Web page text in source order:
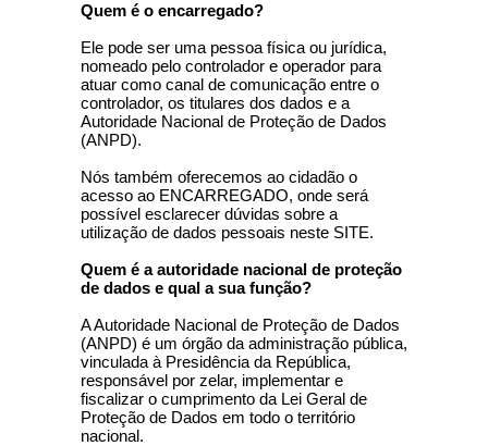
Quem é o encarregado?
Ele pode ser uma pessoa física ou jurídica,
nomeado pelo controlador e operador para
atuar como canal de comunicação entre o
controlador, os titulares dos dados e a
Autoridade Nacional de Proteção de Dados
(ANPD).
Nós também oferecemos ao cidadão o
acesso ao ENCARREGADO, onde será
possível esclarecer dúvidas sobre a
utilização de dados pessoais neste SITE.
Quem é a autoridade nacional de proteção
de dados e qual a sua função?
A Autoridade Nacional de Proteção de Dados
(ANPD) é um órgão da administração pública,
vinculada à Presidência da República,
responsável por zelar, implementar e
fiscalizar o cumprimento da Lei Geral de
Proteção de Dados em todo o território
nacional.